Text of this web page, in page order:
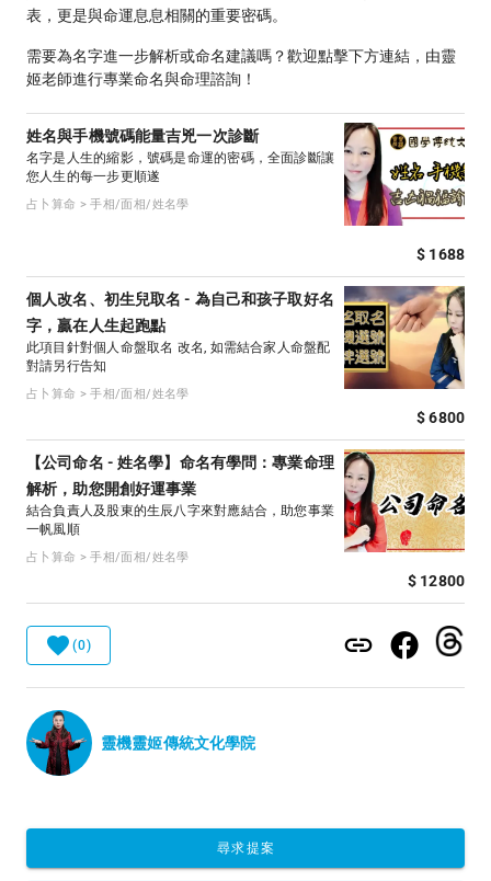
表，更是與命運息息相關的重要密碼。
需要為名字進一步解析或命名建議嗎？歡迎點擊下方連結，由靈
姬老師進行專業命名與命理諮詢！
姓名與手機號碼能量吉兇一次診斷
名字是人生的縮影，號碼是命運的密碼，全面診斷讓
您人生的每一步更順遂
占卜算命 > 手相/面相/姓名學
$ 1688
個人改名、初生兒取名 - 為自己和孩子取好名
字，贏在人生起跑點
此項目針對個人命盤取名 改名, 如需結合家人命盤配
對請另行告知
占卜算命 > 手相/面相/姓名學
$ 6800
【公司命名 - 姓名學】命名有學問：專業命理
解析，助您開創好運事業
結合負責人及股東的生辰八字來對應結合，助您事業
一帆風順
占卜算命 > 手相/面相/姓名學
$ 12800
(0)
靈機靈姬傳統文化學院
尋求提案